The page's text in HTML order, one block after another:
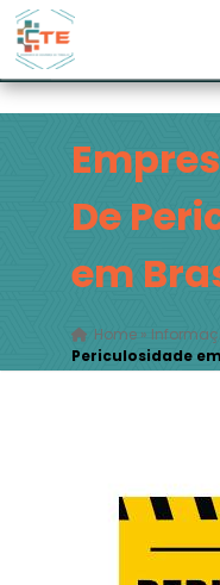
De
em
Home»
Periculosidade